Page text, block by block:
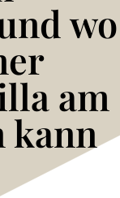
wo
am
kann